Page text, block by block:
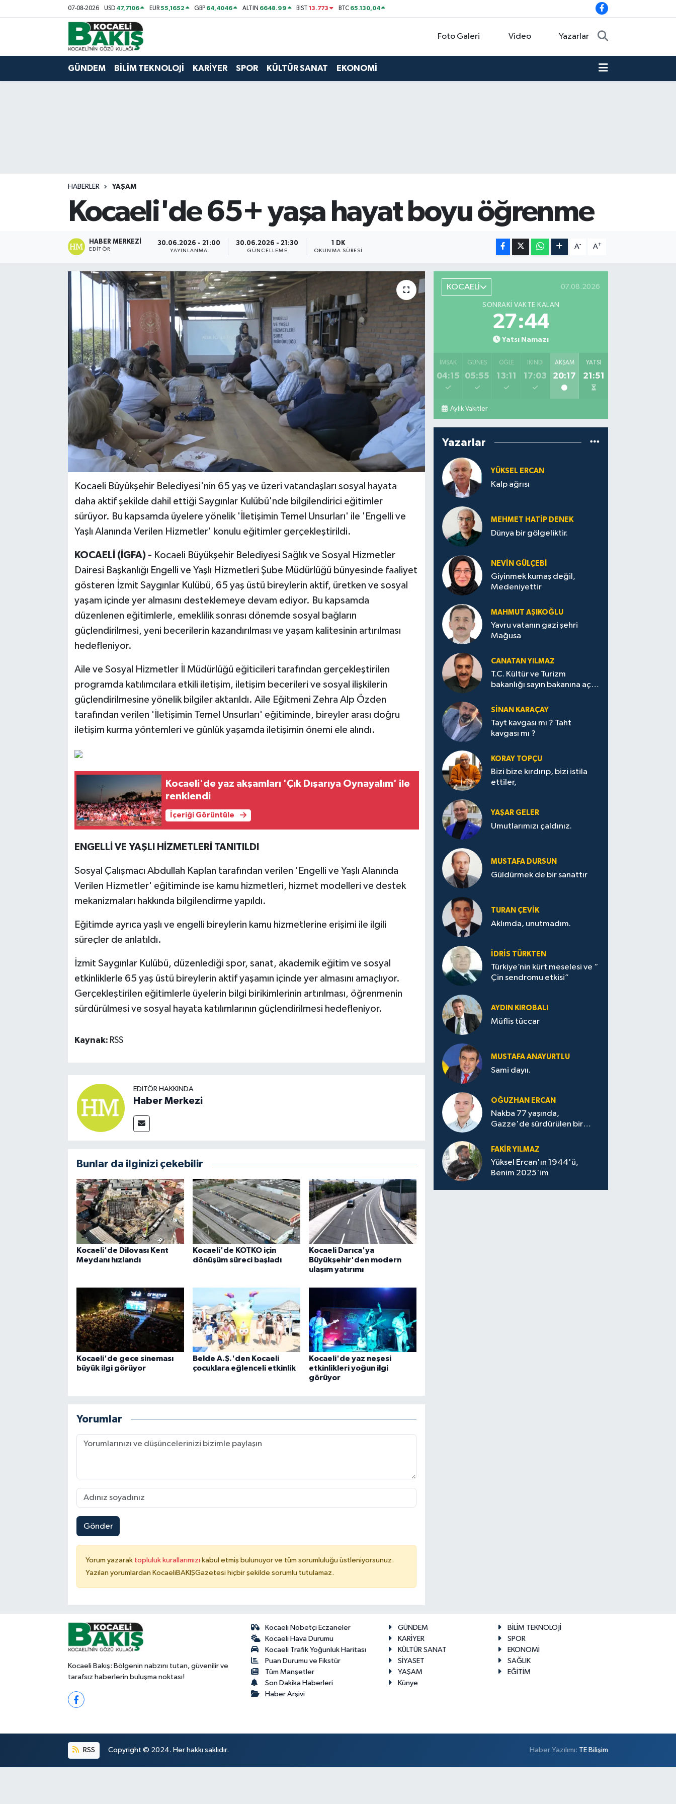
07-08-2026 USD 47,7106 EUR55,1652 GBP 64,4046 ALTIN 6648.99 BİST13.773 BTC 65.130,04
Foto Galeri Video Yazarlar
GÜNDEM BİLİM TEKNOLOJİ KARİYER SPOR KÜLTÜR SANAT EKONOMİ
HABERLER YAŞAM
Kocaeli'de 65+ yaşa hayat boyu öğrenme
HABER MERKEZI
EDITÖR
30.06.2026 - 21:00
YAYINLANMA
30.06.2026 - 21:30
GÜNCELLEME
1 DK
OKUNMA SÜRESI
A- A+
Kocaeli Büyükşehir Belediyesi'nin 65 yaş ve üzeri vatandaşları sosyal hayata
daha aktif şekilde dahil ettiği Saygınlar Kulübü'nde bilgilendirici eğitimler
sürüyor. Bu kapsamda üyelere yönelik 'İletişimin Temel Unsurları' ile 'Engelli ve
Yaşlı Alanında Verilen Hizmetler' konulu eğitimler gerçekleştirildi.
KOCAELİ (İGFA) - Kocaeli Büyükşehir Belediyesi Sağlık ve Sosyal Hizmetler
Dairesi Başkanlığı Engelli ve Yaşlı Hizmetleri Şube Müdürlüğü bünyesinde faaliyet
gösteren İzmit Saygınlar Kulübü, 65 yaş üstü bireylerin aktif, üretken ve sosyal
yaşam içinde yer almasını desteklemeye devam ediyor. Bu kapsamda
düzenlenen eğitimlerle, emeklilik sonrası dönemde sosyal bağların
güçlendirilmesi, yeni becerilerin kazandırılması ve yaşam kalitesinin artırılması
hedefleniyor.
Aile ve Sosyal Hizmetler İl Müdürlüğü eğiticileri tarafından gerçekleştirilen
programda katılımcılara etkili iletişim, iletişim becerileri ve sosyal ilişkilerin
güçlendirilmesine yönelik bilgiler aktarıldı. Aile Eğitmeni Zehra Alp Özden
tarafından verilen 'İletişimin Temel Unsurları' eğitiminde, bireyler arası doğru
iletişim kurma yöntemleri ve günlük yaşamda iletişimin önemi ele alındı.
Kocaeli'de yaz akşamları 'Çık Dışarıya Oynayalım' ile
renklendi
İçeriği Görüntüle
ENGELLİ VE YAŞLI HİZMETLERİ TANITILDI
Sosyal Çalışmacı Abdullah Kaplan tarafından verilen 'Engelli ve Yaşlı Alanında
Verilen Hizmetler' eğitiminde ise kamu hizmetleri, hizmet modelleri ve destek
mekanizmaları hakkında bilgilendirme yapıldı.
Eğitimde ayrıca yaşlı ve engelli bireylerin kamu hizmetlerine erişimi ile ilgili
süreçler de anlatıldı.
İzmit Saygınlar Kulübü, düzenlediği spor, sanat, akademik eğitim ve sosyal
etkinliklerle 65 yaş üstü bireylerin aktif yaşamın içinde yer almasını amaçlıyor.
Gerçekleştirilen eğitimlerle üyelerin bilgi birikimlerinin artırılması, öğrenmenin
sürdürülmesi ve sosyal hayata katılımlarının güçlendirilmesi hedefleniyor.
Kaynak: RSS
EDITÖR HAKKINDA
Haber Merkezi
Bunlar da ilginizi çekebilir
Kocaeli'de Dilovası Kent
Meydanı hızlandı
Kocaeli'de KOTKO için
dönüşüm süreci başladı
Kocaeli Darıca'ya
Büyükşehir'den modern
ulaşım yatırımı
Kocaeli'de gece sineması
büyük ilgi görüyor
Belde A.Ş.'den Kocaeli
çocuklara eğlenceli etkinlik
Kocaeli'de yaz neşesi
etkinlikleri yoğun ilgi
görüyor
Yorumlar
Gönder
Yorum yazarak topluluk kurallarımızı kabul etmiş bulunuyor ve tüm sorumluluğu üstleniyorsunuz.
Yazılan yorumlardan KocaeliBAKIŞGazetesi hiçbir şekilde sorumlu tutulamaz.
KOCAELİ 07.08.2026
SONRAKI VAKTE KALAN
27:43
Yatsı Namazı
İMSAK
04:15
GÜNEŞ
05:55
ÖĞLE
13:11
İKINDI
17:03
AKŞAM
20:17
YATSI
21:51
Aylık Vakitler
Yazarlar
YÜKSEL ERCAN
Kalp ağrısı
MEHMET HATİP DENEK
Dünya bir gölgeliktir.
NEVİN GÜLÇEBİ
Giyinmek kumaş değil,
Medeniyettir
MAHMUT AŞIKOĞLU
Yavru vatanın gazi şehri
Mağusa
CANATAN YILMAZ
T.C. Kültür ve Turizm
bakanlığı sayın bakanına açık
SİNAN KARAÇAY
Tayt kavgası mı ? Taht
kavgası mı ?
KORAY TOPÇU
Bizi bize kırdırıp, bizi istila
ettiler,
YAŞAR GELER
Umutlarımızı çaldınız.
MUSTAFA DURSUN
Güldürmek de bir sanattır
TURAN ÇEVİK
Aklımda, unutmadım.
İDRİS TÜRKTEN
Türkiye’nin kürt meselesi ve “
Çin sendromu etkisi”
AYDIN KIROBALI
Müflis tüccar
MUSTAFA ANAYURTLU
Sami dayıı.
OĞUZHAN ERCAN
Nakba 77 yaşında,
Gazze'de sürdürülen bir
FAKİR YILMAZ
Yüksel Ercan'ın 1944'ü,
Benim 2025'im
Kocaeli Bakış: Bölgenin nabzını tutan, güvenilir ve
tarafsız haberlerin buluşma noktası!
Kocaeli Nöbetçi Eczaneler
Kocaeli Hava Durumu
Kocaeli Trafik Yoğunluk Haritası
Puan Durumu ve Fikstür
Tüm Manşetler
Son Dakika Haberleri
Haber Arşivi
GÜNDEM
BİLİM TEKNOLOJİ
KARİYER
SPOR
KÜLTÜR SANAT
EKONOMİ
SİYASET
SAĞLIK
YAŞAM
EĞİTİM
Künye
RSS Copyright © 2024. Her hakkı saklıdır. Haber Yazılımı: TE Bilişim
Kocaeli Nöbetçi Eczaneler
Kocaeli Hava Durumu